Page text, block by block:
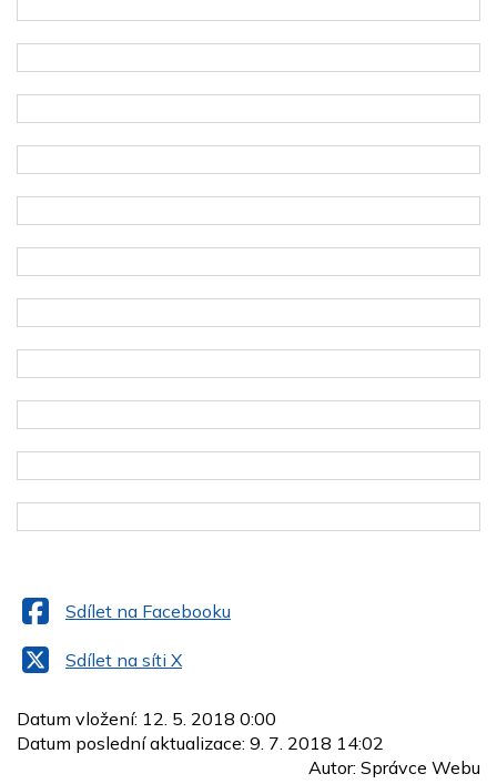
Sdílet na Facebooku
Sdílet na síti X
Datum vložení: 12. 5. 2018 0:00
Datum poslední aktualizace: 9. 7. 2018 14:02
Autor: Správce Webu